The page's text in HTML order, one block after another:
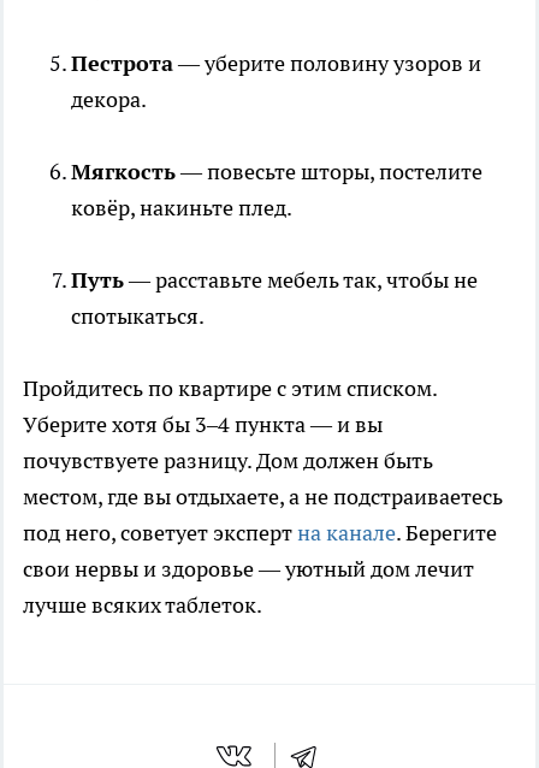
Пестрота— уберите половину узоров и
декора.
Мягкость— повесьте шторы, постелите
ковёр, накиньте плед.
Путь— расставьте мебель так, чтобы не
спотыкаться.
Пройдитесь по квартире с этим списком.
Уберите хотя бы 3–4 пункта — и вы
почувствуете разницу. Дом должен быть
местом, где вы отдыхаете, а не подстраиваетесь
под него, советует экспертна канале. Берегите
свои нервы и здоровье — уютный дом лечит
лучше всяких таблеток.